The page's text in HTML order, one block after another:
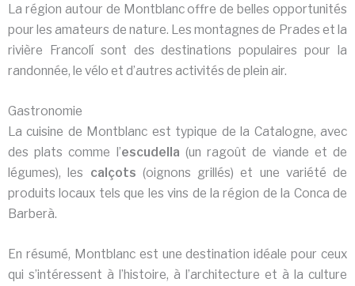
La région autour de Montblanc offre de belles opportunités
pour les amateurs de nature. Les montagnes de Prades et la
rivière Francolí sont des destinations populaires pour la
randonnée, le vélo et d’autres activités de plein air.
Gastronomie
La cuisine de Montblanc est typique de la Catalogne, avec
des plats comme l’escudella (un ragoût de viande et de
légumes), les calçots (oignons grillés) et une variété de
produits locaux tels que les vins de la région de la Conca de
Barberà.
En résumé, Montblanc est une destination idéale pour ceux
qui s’intéressent à l’histoire, à l’architecture et à la culture